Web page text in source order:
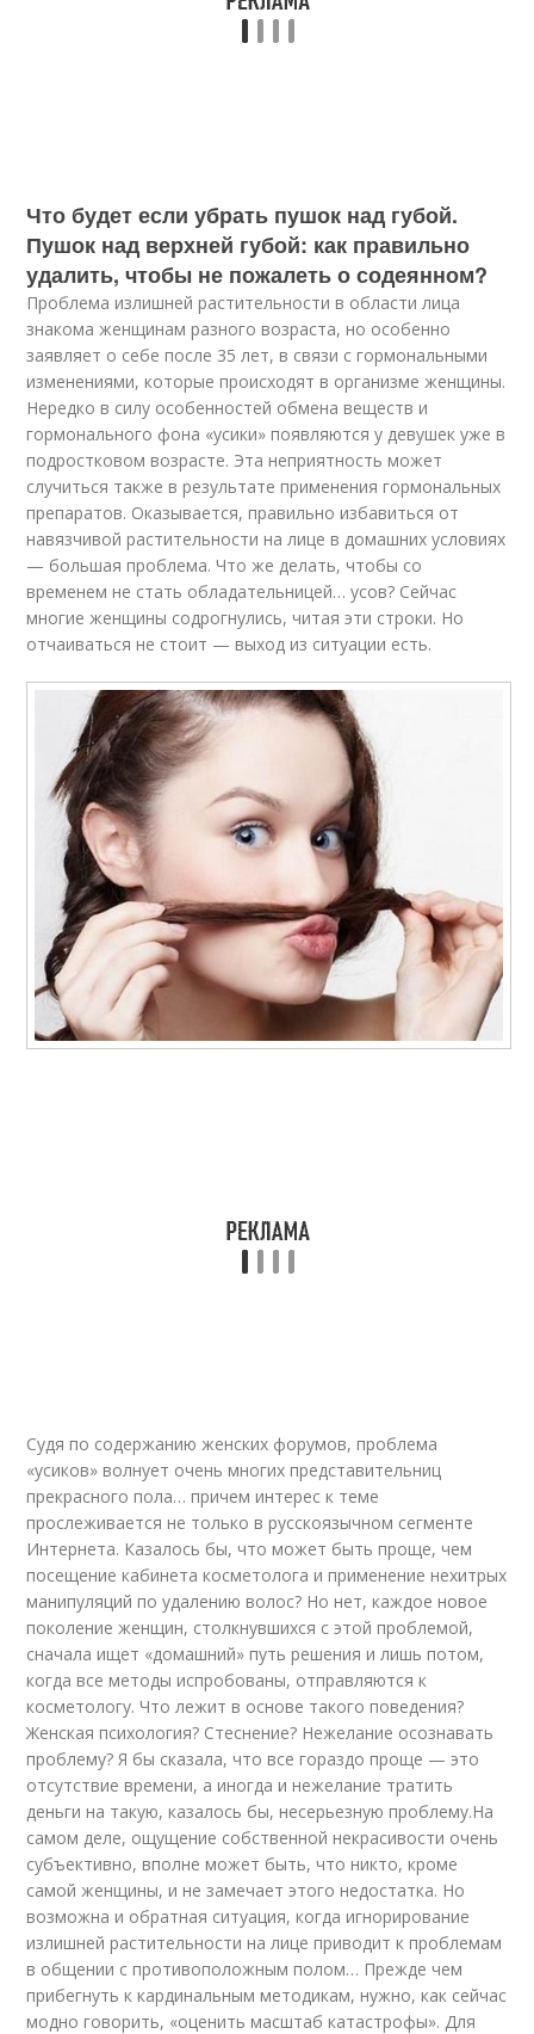
Что будет если убрать пушок над губой.
Пушок над верхней губой: как правильно
удалить, чтобы не пожалеть о содеянном?
Проблема излишней растительности в области лица
знакома женщинам разного возраста, но особенно
заявляет о себе после 35 лет, в связи с гормональными
изменениями, которые происходят в организме женщины.
Нередко в силу особенностей обмена веществ и
гормонального фона «усики» появляются у девушек уже в
подростковом возрасте. Эта неприятность может
случиться также в результате применения гормональных
препаратов. Оказывается, правильно избавиться от
навязчивой растительности на лице в домашних условиях
— большая проблема. Что же делать, чтобы со
временем не стать обладательницей… усов? Сейчас
многие женщины содрогнулись, читая эти строки. Но
отчаиваться не стоит — выход из ситуации есть.
Судя по содержанию женских форумов, проблема
«усиков» волнует очень многих представительниц
прекрасного пола… причем интерес к теме
прослеживается не только в русскоязычном сегменте
Интернета. Казалось бы, что может быть проще, чем
посещение кабинета косметолога и применение нехитрых
манипуляций по удалению волос? Но нет, каждое новое
поколение женщин, столкнувшихся с этой проблемой,
сначала ищет «домашний» путь решения и лишь потом,
когда все методы испробованы, отправляются к
косметологу. Что лежит в основе такого поведения?
Женская психология? Стеснение? Нежелание осознавать
проблему? Я бы сказала, что все гораздо проще — это
отсутствие времени, а иногда и нежелание тратить
деньги на такую, казалось бы, несерьезную проблему.На
самом деле, ощущение собственной некрасивости очень
субъективно, вполне может быть, что никто, кроме
самой женщины, и не замечает этого недостатка. Но
возможна и обратная ситуация, когда игнорирование
излишней растительности на лице приводит к проблемам
в общении с противоположным полом… Прежде чем
прибегнуть к кардинальным методикам, нужно, как сейчас
модно говорить, «оценить масштаб катастрофы». Для